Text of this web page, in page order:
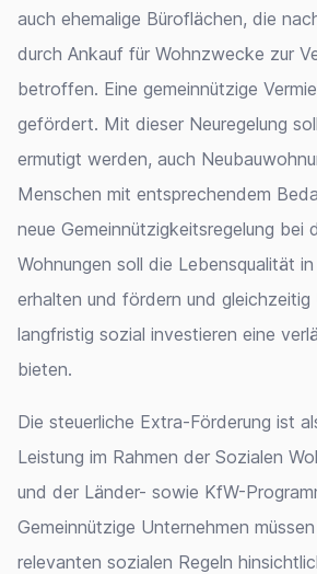
auch ehemalige Büroflächen, die
durch Ankauf für Wohnzwecke zur
betroffen. Eine gemeinnützige
gefördert. Mit dieser Neuregelung
ermutigt werden, auch
Menschen mit entsprechendem
neue Gemeinnützigkeitsregelung bei
Wohnungen soll die Lebensqualität
erhalten und fördern und gleichzeitig
langfristig sozial investieren eine
bieten.
Die steuerliche Extra-Förderung ist
Leistung im Rahmen der Sozialen
und der Länder- sowie KfW-
Gemeinnützige Unternehmen
relevanten sozialen Regeln